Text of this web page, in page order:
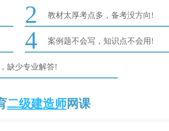
2 教材太厚考点多，备考没方向!
4 案例题不会写，知识点不会用!
缺少专业解答!
二级建造师网课